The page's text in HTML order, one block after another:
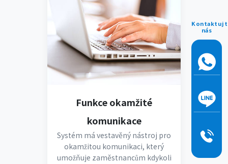
Funkce okamžité
komunikace
Systém má vestavěný nástroj pro
okamžitou komunikaci, který
umožňuje zaměstnancům kdykoli
nás